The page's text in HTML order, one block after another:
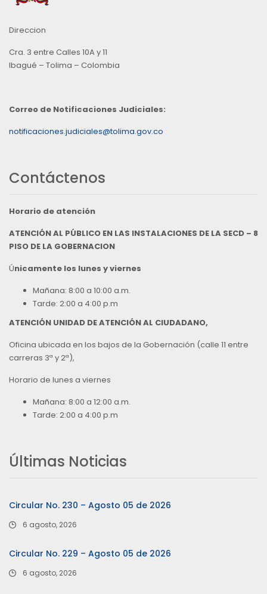
Direccion
Cra. 3 entre Calles 10A y 11
Ibagué – Tolima – Colombia
Correo de Notificaciones Judiciales:
notificaciones.judiciales@tolima.gov.co
Contáctenos
Horario de atención
ATENCIÓN AL PÚBLICO EN LAS INSTALACIONES DE LA SECD – 8
PISO DE LA GOBERNACION
Únicamente los lunes y viernes
Mañana: 8:00 a 10:00 a.m.
Tarde: 2:00 a 4:00 p.m
ATENCIÓN UNIDAD DE ATENCIÓN AL CIUDADANO,
Oficina ubicada en los bajos de la Gobernación (calle 11 entre
carreras 3ª y 2ª),
Horario de lunes a viernes
Mañana: 8:00 a 12:00 a.m.
Tarde: 2:00 a 4:00 p.m
Últimas Noticias
Circular No. 230 – Agosto 05 de 2026
6 agosto, 2026
Circular No. 229 – Agosto 05 de 2026
6 agosto, 2026